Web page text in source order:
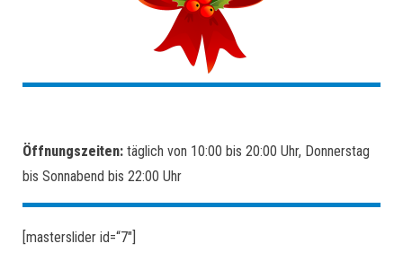
Öffnungszeiten: täglich von 10:00 bis 20:00 Uhr, Donnerstag
bis Sonnabend bis 22:00 Uhr
[masterslider id=“7″]